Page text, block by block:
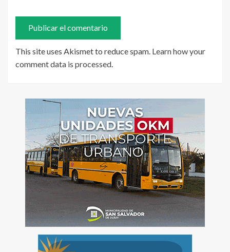
This site uses Akismet to reduce spam. Learn how your
comment data is processed